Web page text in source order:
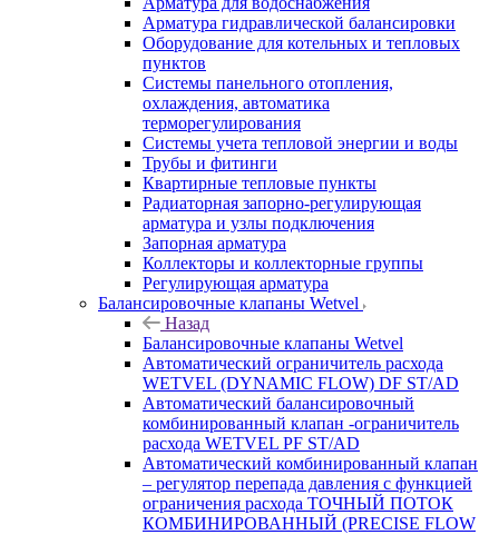
Арматура гидравлической балансировки
Оборудование для котельных и тепловых
пунктов
Системы панельного отопления,
охлаждения, автоматика
терморегулирования
Системы учета тепловой энергии и воды
Трубы и фитинги
Квартирные тепловые пункты
Радиаторная запорно-регулирующая
арматура и узлы подключения
Запорная арматура
Коллекторы и коллекторные группы
Регулирующая арматура
Балансировочные клапаны Wetvel
Назад
Балансировочные клапаны Wetvel
Автоматический ограничитель расхода
WETVEL (DYNAMIC FLOW) DF ST/AD
Автоматический балансировочный
комбинированный клапан -ограничитель
расхода WETVEL PF ST/AD
Автоматический комбинированный клапан
– регулятор перепада давления с функцией
ограничения расхода ТОЧНЫЙ ПОТОК
КОМБИНИРОВАННЫЙ (PRECISE FLOW